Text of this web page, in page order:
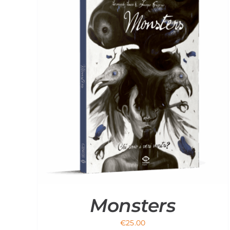
Monsters
€25.00
-
ADORABLINS
QUANTITÀ
Acquista / DETTAGLI